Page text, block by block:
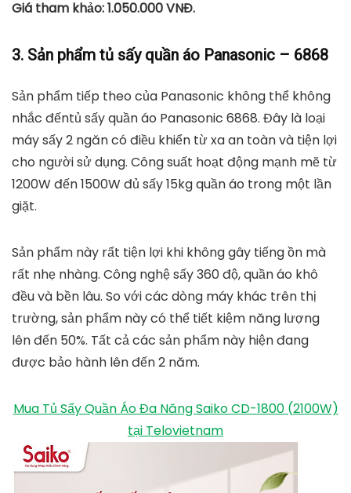
tiki.vn
TỚI NƠI BÁN
Tuy nhiên, máy sấy quần áo Panasonic HD-882FD này
là tiết kiệm điện năng nhất. Bạn nên vắt quần áo